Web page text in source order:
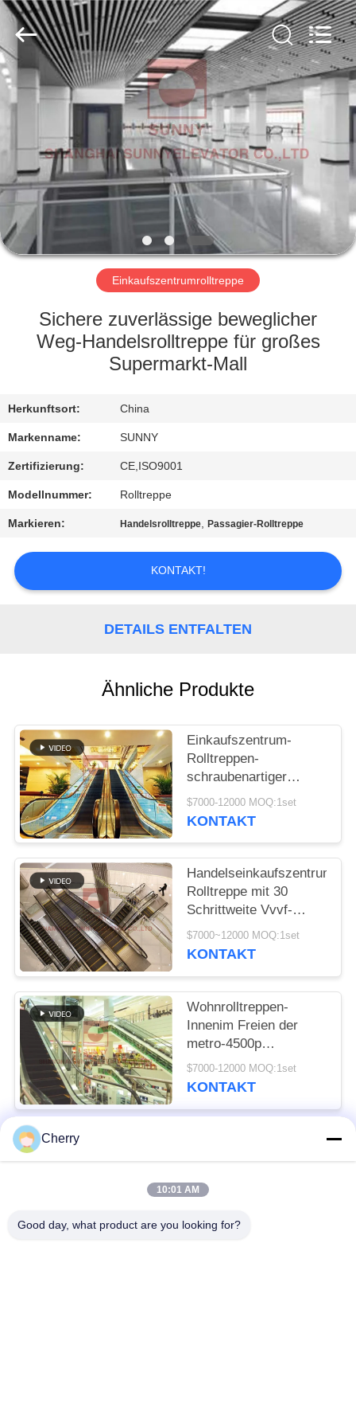
HAUS
PRODUKTE
VIDEOS
ÜBER
UNS
FABRIK-
AUSFLUG
TRETEN
SIE
MIT
UNS
VERBINDUNG
FORDERN
SITEMAP
PRIVACY
POLICY
SUNNY
ELEVATOR
CO.,LTD.
Rights
Reserved.
Einkaufszentrumrolltreppe
Sichere zuverlässige beweglicher
Weg-Handelsrolltreppe für großes
Supermarkt-Mall
Herkunftsort: China
Markenname: SUNNY
Zertifizierung: CE,ISO9001
Modellnummer: Rolltreppe
Markieren: Handelsrolltreppe,Passagier-Rolltreppe
KONTAKT!
DETAILS ENTFALTEN
Ähnliche Produkte
Einkaufszentrum-
Rolltreppen-
schraubenartiger
Aufzug der 1000mm U-
Bahn-2 Kaskaden-0.5m
$7000-12000 MOQ:1set
KONTAKT
Handelseinkaufszentrum-
Rolltreppe mit 30
Schrittweite Vvvf-
Steuerung des Grad-
1000mm
$7000~12000 MOQ:1set
KONTAKT
Wohnrolltreppen-
Innenim Freien der
metro-4500p
automatische der
Balustraden-600mm
$7000-12000 MOQ:1set
KONTAKT
weniger Aufzug
Cherry
10:01 AM
Good day, what product are you looking for?